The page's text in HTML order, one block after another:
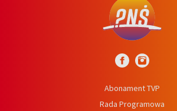
Abonament TVP
Rada Programowa